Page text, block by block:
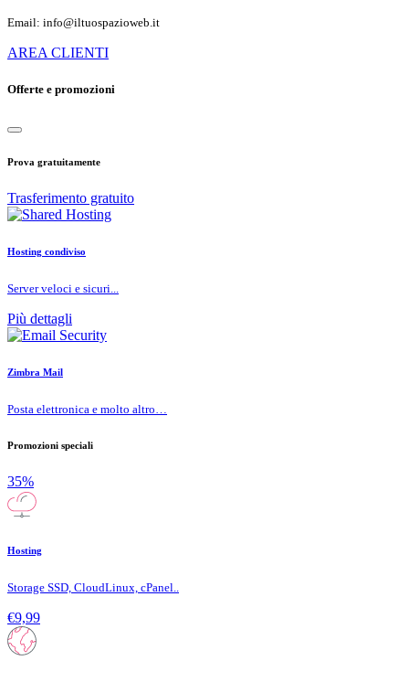
Email: info@iltuospazioweb.it
AREA CLIENTI
Offerte e promozioni
Prova gratuitamente
Trasferimento gratuito
Hosting condiviso
Server veloci e sicuri...
Più dettagli
Zimbra Mail
Posta elettronica e molto altro…
Promozioni speciali
35%
Hosting
Storage SSD, CloudLinux, cPanel..
€9,99